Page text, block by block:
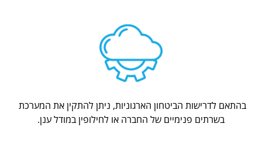
בהתאם לדרישות הביטחון הארגוניות, ניתן להתקין את המערכת
בשרתים פנימיים של החברה או לחילופין במודל ענן.